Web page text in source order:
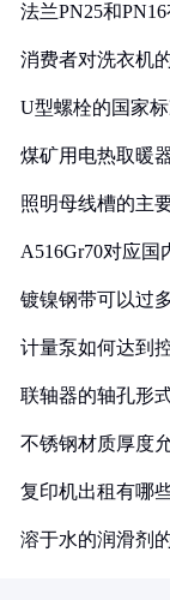
法兰PN25和
消费者对洗衣机
U型螺栓的国家
煤矿用电热取暖
照明母线槽的主
A516Gr70对应
镀镍钢带可以过
计量泵如何达到
联轴器的轴孔形
不锈钢材质厚度
复印机出租有哪
溶于水的润滑剂